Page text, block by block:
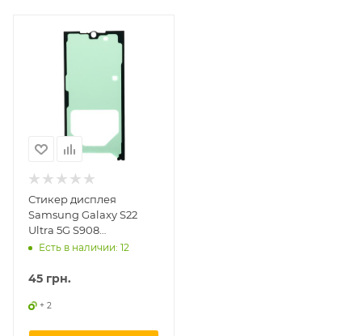
Стикер дисплея
Samsung Galaxy S22
Ultra 5G S908
вологозахисний
Есть в наличии: 12
45 грн.
+ 2